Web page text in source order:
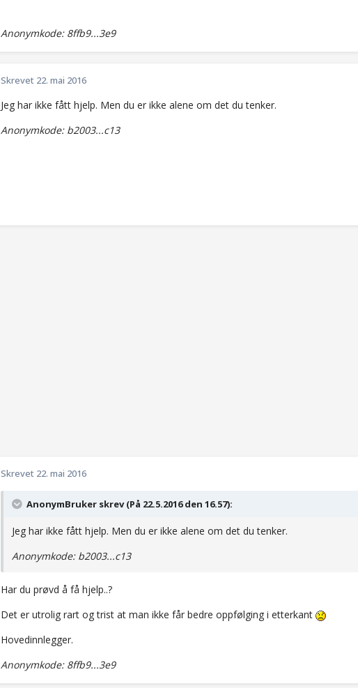
Anonymkode: 8ffb9...3e9
Skrevet 22. mai 2016
Jeg har ikke fått hjelp. Men du er ikke alene om det du tenker.
Anonymkode: b2003...c13
Skrevet 22. mai 2016
AnonymBruker skrev (På 22.5.2016 den 16.57):
Jeg har ikke fått hjelp. Men du er ikke alene om det du tenker.
Anonymkode: b2003...c13
Har du prøvd å få hjelp..?
Det er utrolig rart og trist at man ikke får bedre oppfølging i etterkant
Hovedinnlegger.
Anonymkode: 8ffb9...3e9